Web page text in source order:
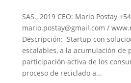
SAS., 2019 CEO: Mario Postay
mario.postay@gmail.com /
Descripción: Startup con
escalables, a la acumulación de
participación activa de los
proceso de reciclado a...